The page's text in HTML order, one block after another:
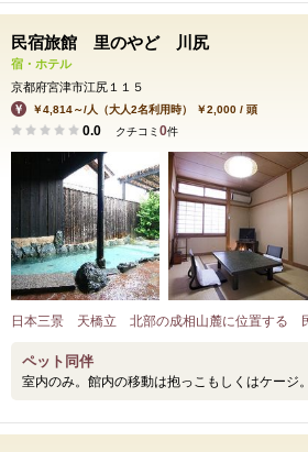
民宿旅館 里のやど 川尻
宿・ホテル
京都府宮津市江尻１１５
￥4,814～/人（大人2名利用時） ￥2,000 / 頭
0.0 クチコミ 0件
日本三景 天橋立 北部の成相山麓に位置する
ペット同伴
室内のみ。館内の移動は抱っこもしくはケージ。